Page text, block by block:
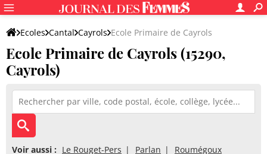
Ecoles Cantal Cayrols Ecole Primaire de Cayrols
Ecole Primaire de Cayrols (15290,
Cayrols)
Voir aussi : Le Rouget-Pers Parlan Roumégoux